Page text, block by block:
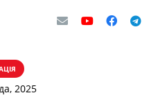
2025